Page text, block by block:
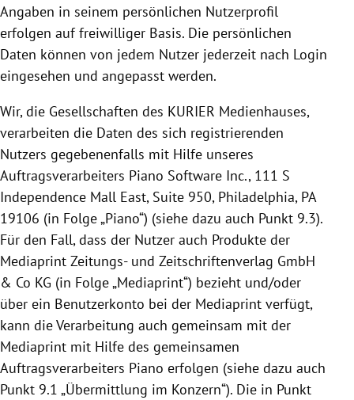
Angaben in seinem persönlichen Nutzerprofil
erfolgen auf freiwilliger Basis. Die persönlichen
Daten können von jedem Nutzer jederzeit nach Login
eingesehen und angepasst werden.
Wir, die Gesellschaften des KURIER Medienhauses,
verarbeiten die Daten des sich registrierenden
Nutzers gegebenenfalls mit Hilfe unseres
Auftragsverarbeiters Piano Software Inc., 111 S
Independence Mall East, Suite 950, Philadelphia, PA
19106 (in Folge „Piano“) (siehe dazu auch Punkt 9.3).
Für den Fall, dass der Nutzer auch Produkte der
Mediaprint Zeitungs- und Zeitschriftenverlag GmbH
& Co KG (in Folge „Mediaprint“) bezieht und/oder
über ein Benutzerkonto bei der Mediaprint verfügt,
kann die Verarbeitung auch gemeinsam mit der
Mediaprint mit Hilfe des gemeinsamen
Auftragsverarbeiters Piano erfolgen (siehe dazu auch
Punkt 9.1 „Übermittlung im Konzern“). Die in Punkt